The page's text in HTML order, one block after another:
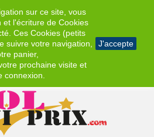
sur ce site, vous
et l'écriture de Cookies
Ces Cookies (petits
suivre votre navigation,
panier,
prochaine visite et
connexion.
J'accepte